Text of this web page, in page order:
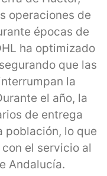
operaciones de
épocas de
ha optimizado
que las
la
el año, la
de entrega
población, lo que
el servicio al
Andalucía.